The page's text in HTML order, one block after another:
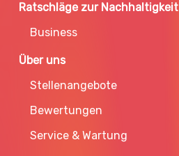
Ratschläge zur Nachhaltigkeit
Business
Über uns
Stellenangebote
Bewertungen
Service & Wartung